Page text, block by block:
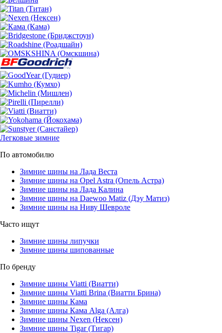
Легковые зимние
По автомобилю
Зимние шины на Лада Веста
Зимние шины на Opel Astra (Опель Астра)
Зимние шины на Лада Калина
Зимние шины на Daewoo Matiz (Дэу Матиз)
Зимние шины на Ниву Шевроле
Часто ищут
Зимние шины липучки
Зимние шины шипованные
По бренду
Зимние шины Viatti (Виатти)
Зимние шины Viatti Brina (Виатти Брина)
Зимние шины Кама
Зимние шины Кама Alga (Алга)
Зимние шины Nexen (Нексен)
Зимние шины Tigar (Тигар)